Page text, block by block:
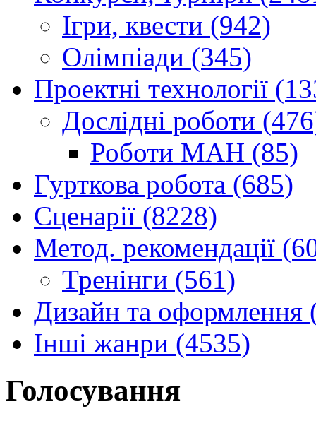
Ігри, квести (942)
Олімпіади (345)
Проектні технології
Дослідні роботи
Роботи МАН (85)
Гурткова робота (685)
Сценарії (8228)
Метод. рекомендації
Тренінги (561)
Дизайн та оформлення
Інші жанри (4535)
Голосування